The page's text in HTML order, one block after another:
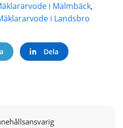
i Malmbäck,
i Landsbro
Dela